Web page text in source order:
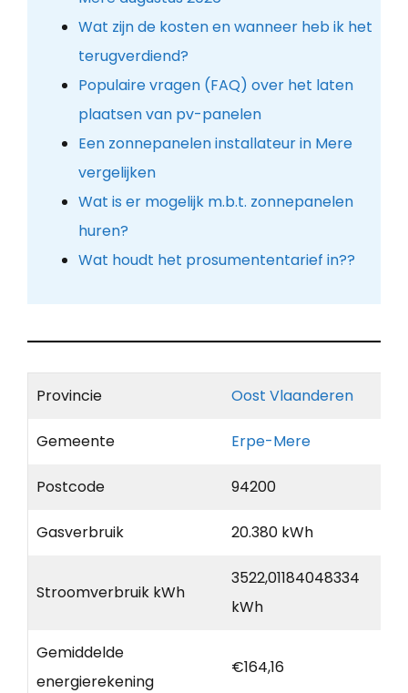
Wat zijn de kosten en wanneer heb ik het
terugverdiend?
Populaire vragen (FAQ) over het laten
plaatsen van pv-panelen
Een zonnepanelen installateur in Mere
vergelijken
Wat is er mogelijk m.b.t. zonnepanelen
huren?
Wat houdt het prosumententarief in??
Provincie Oost Vlaanderen
Gemeente Erpe-Mere
Postcode 94200
Gasverbruik 20.380 kWh
Stroomverbruik kWh
3522,01184048334
kWh
Gemiddelde
energierekening
€164,16